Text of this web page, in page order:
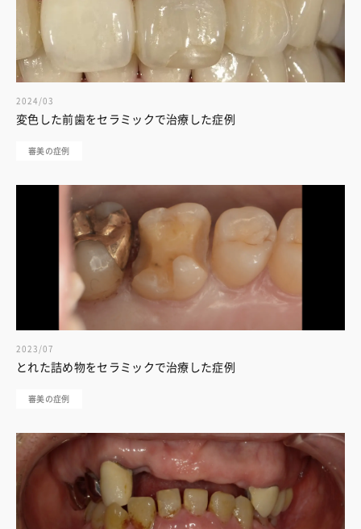
2024/03
変色した前歯をセラミックで治療した症例
審美の症例
2023/07
とれた詰め物をセラミックで治療した症例
審美の症例